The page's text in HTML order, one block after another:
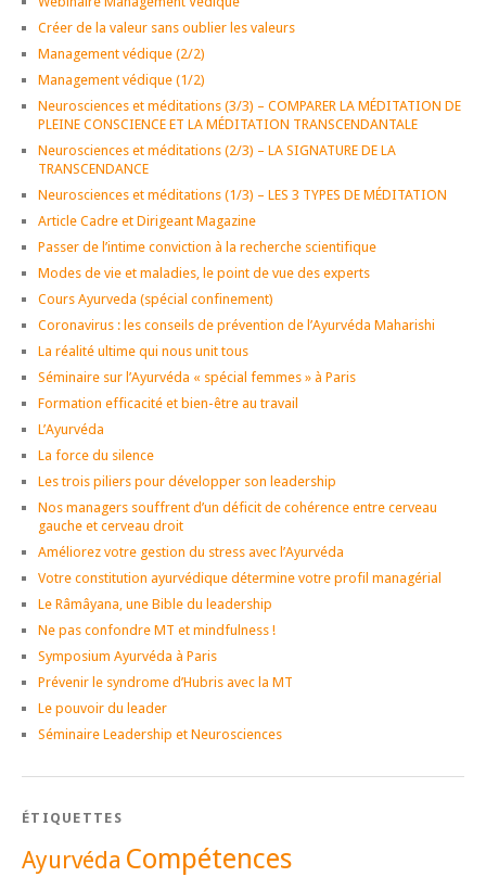
Créer de la valeur sans oublier les valeurs
Management védique (2/2)
Management védique (1/2)
Neurosciences et méditations (3/3) – COMPARER LA MÉDITATION DE
PLEINE CONSCIENCE ET LA MÉDITATION TRANSCENDANTALE
Neurosciences et méditations (2/3) – LA SIGNATURE DE LA
TRANSCENDANCE
Neurosciences et méditations (1/3) – LES 3 TYPES DE MÉDITATION
Article Cadre et Dirigeant Magazine
Passer de l’intime conviction à la recherche scientifique
Modes de vie et maladies, le point de vue des experts
Cours Ayurveda (spécial confinement)
Coronavirus : les conseils de prévention de l’Ayurvéda Maharishi
La réalité ultime qui nous unit tous
Séminaire sur l’Ayurvéda « spécial femmes » à Paris
Formation efficacité et bien-être au travail
L’Ayurvéda
La force du silence
Les trois piliers pour développer son leadership
Nos managers souffrent d’un déficit de cohérence entre cerveau
gauche et cerveau droit
Améliorez votre gestion du stress avec l’Ayurvéda
Votre constitution ayurvédique détermine votre profil managérial
Le Râmâyana, une Bible du leadership
Ne pas confondre MT et mindfulness !
Symposium Ayurvéda à Paris
Prévenir le syndrome d’Hubris avec la MT
Le pouvoir du leader
Séminaire Leadership et Neurosciences
ÉTIQUETTES
Ayurvéda Compétences